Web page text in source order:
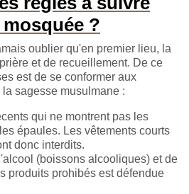
?
oublier qu'en premier lieu, la
et de recueillement. De ce
est de se conformer aux
sagesse musulmane :
qui ne montrent pas les
épaules. Les vêtements courts
donc interdits.
(boissons alcooliques) et de
produits prohibés est défendue